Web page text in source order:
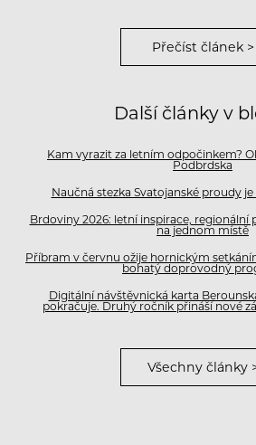
Přečíst článek >
Další články v
Kam vyrazit za letním odpočinkem?
Podbrdska
Naučná stezka Svatojanské proudy
Brdoviny 2026: letní inspirace, regionální
na jednom místě
Příbram v červnu ožije hornickým
bohatý doprovodný
Digitální návštěvnická karta
pokračuje. Druhý ročník přináší nové
Všechny články